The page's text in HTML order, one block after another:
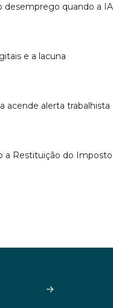
desemprego quando a IA
e a lacuna
acende alerta trabalhista
a Restituição do Imposto
→